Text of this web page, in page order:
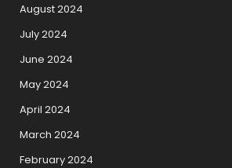
August 2024
July 2024
June 2024
May 2024
April 2024
March 2024
February 2024